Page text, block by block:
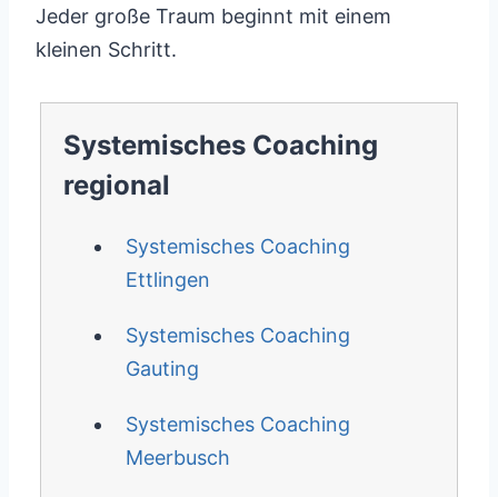
Jeder große Traum beginnt mit einem
kleinen Schritt.
Systemisches Coaching
regional
Systemisches Coaching
Ettlingen
Systemisches Coaching
Gauting
Systemisches Coaching
Meerbusch